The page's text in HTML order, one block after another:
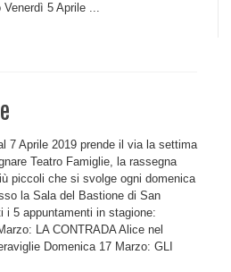
5 Aprile ...
7 Aprile 2019 prende il via la settima
Teatro Famiglie, la rassegna
piccoli che si svolge ogni domenica
la Sala del Bastione di San
i 5 appuntamenti in stagione:
LA CONTRADA Alice nel
Domenica 17 Marzo: GLI